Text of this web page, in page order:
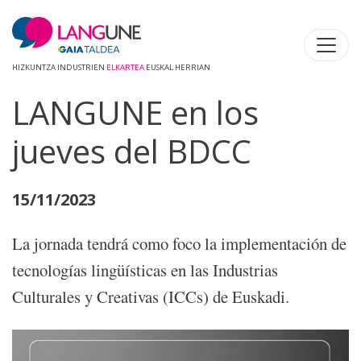
HIZKUNTZA INDUSTRIEN ELKARTEA EUSKAL HERRIAN
LANGUNE en los
jueves del BDCC
15/11/2023
La jornada tendrá como foco la implementación de
tecnologías lingüísticas en las Industrias
Culturales y Creativas (ICCs) de Euskadi.